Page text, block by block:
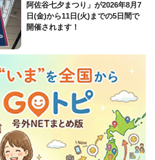
阿佐谷七夕まつり」が2026年8月7
日(金)から11日(火)までの5日間で
開催されます！